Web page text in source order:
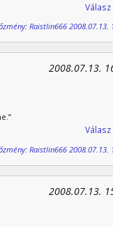
Raistlin666 2008.07.13.
2008.07.13.
Raistlin666 2008.07.13.
2008.07.13.